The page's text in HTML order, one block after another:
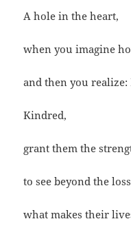
A hole in the heart,
when you imagine
and then you realize:
Kindred,
grant them the
to see beyond the
what makes their